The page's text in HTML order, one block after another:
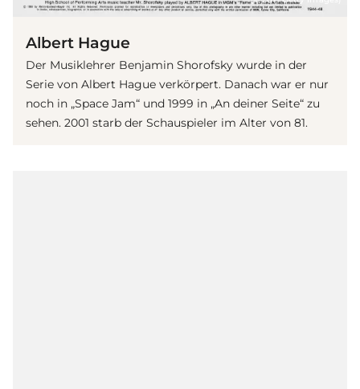
Albert Hague
Der Musiklehrer Benjamin Shorofsky wurde in der
Serie von Albert Hague verkörpert. Danach war er nur
noch in „Space Jam“ und 1999 in „An deiner Seite“ zu
sehen. 2001 starb der Schauspieler im Alter von 81.